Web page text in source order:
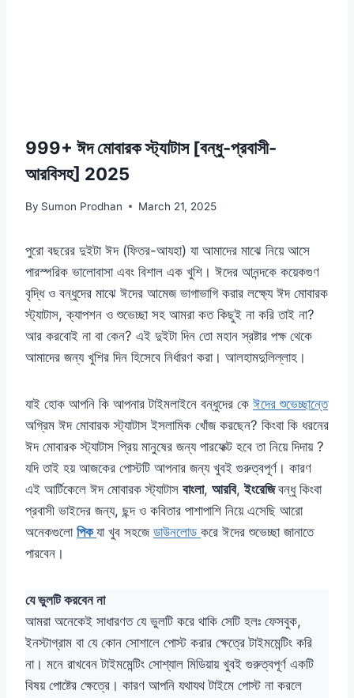
999+ ঈদ মোবারক স্ট্যাটাস [বন্ধু-প্রবাসী-
আরবিসহ] 2025
By Sumon Prodhan March 21, 2025
পুরো বছরের দুইটা ঈদ (ফিতর-আযহা) যা আমাদের মাঝে নিয়ে আসে
পারস্পরিক ভালোবাসা এবং বিশাল এক খুশি। ঈদের আনন্দকে কয়েকগুণ
বৃদ্ধি ও বন্ধুদের মাঝে ঈদের আমেজ ভাগাভাগি করার লক্ষ্যে ঈদ মোবারক
স্ট্যাটাস, ক্যাপশন ও শুভেচ্ছা সহ আমরা কত কিছুই না করি তাই না?
আর করবোই না বা কেন? এই দুইটা দিন তো মহান স্রষ্টার পক্ষ থেকে
আমাদের জন্য খুশির দিন হিসেবে নির্ধারণ করা। আলহামদুলিল্লাহ।
যাই হোক আপনি কি আপনার টাইমলাইনে বন্ধুদের কে ঈদের শুভেচ্ছান্তে
অগ্রিম ঈদ মোবারক স্ট্যাটাস ইসলামিক খোঁজ করছেন? কিংবা কি ধরনের
ঈদ মোবারক স্ট্যাটাস প্রিয় মানুষের জন্য পারফেক্ট হবে তা নিয়ে দিদায় ?
যদি তাই হয় আজকের পোস্টটি আপনার জন্য খুবই গুরুত্বপূর্ণ। কারণ
এই আর্টিকেলে ঈদ মোবারক স্ট্যাটাস বাংলা, আরবি,ইংরেজিবন্ধু কিংবা
প্রবাসী ভাইদের জন্য, ছন্দ ও কবিতার পাশাপাশি নিয়ে এসেছি আরো
অনেকগুলো পিকযা খুব সহজে ডাউনলোড করে ঈদের শুভেচ্ছা জানাতে
পারবেন।
যে ভুলটি করবেন না
আমরা অনেকেই সাধারণত যে ভুলটি করে থাকি সেটি হলঃ ফেসবুক,
ইনস্টাগ্রাম বা যে কোন সোশালে পোস্ট করার ক্ষেত্রে টাইমমেন্টিং করি
না। মনে রাখবেন টাইমমেন্টিং সোশ্যাল মিডিয়ায় খুবই গুরুত্বপূর্ণ একটি
বিষয় পোষ্টের ক্ষেত্রে। কারণ আপনি যথাযথ টাইমে পোস্ট না করলে